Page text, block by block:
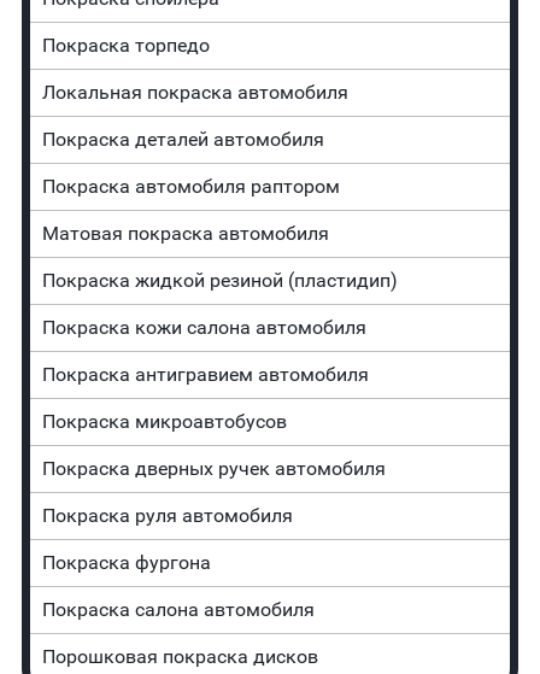
Покраска торпедо
Локальная покраска автомобиля
Покраска деталей автомобиля
Покраска автомобиля раптором
Матовая покраска автомобиля
Покраска жидкой резиной (пластидип)
Покраска кожи салона автомобиля
Покраска антигравием автомобиля
Покраска микроавтобусов
Покраска дверных ручек автомобиля
Покраска руля автомобиля
Покраска фургона
Покраска салона автомобиля
Порошковая покраска дисков